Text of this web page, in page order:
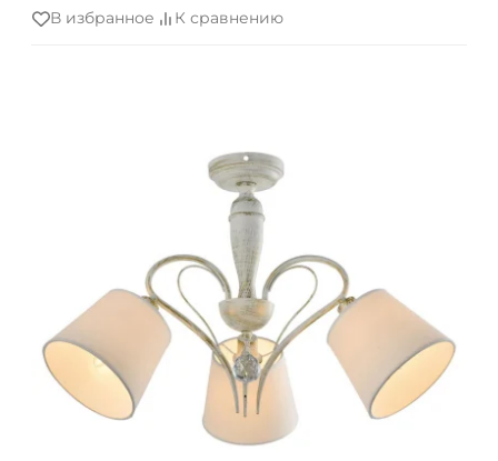
В избранное К сравнению